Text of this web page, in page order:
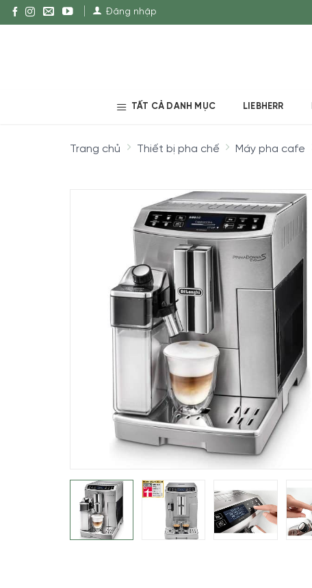
Đăng nhập
TẤT CẢ DANH MỤC LIEBHERR
Trang chủ Thiết bị pha chế Máy pha cafe